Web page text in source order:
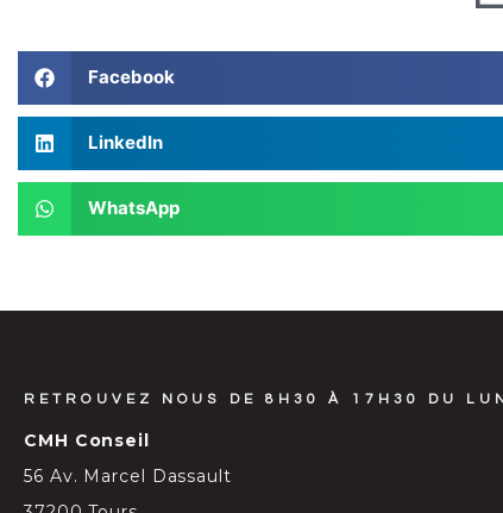
Facebook
LinkedIn
WhatsApp
RETROUVEZ NOUS DE 8H30 À 17H30 DU
CMH Conseil
56 Av. Marcel Dassault